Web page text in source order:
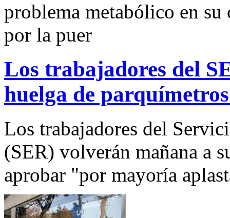
problema metabólico en su
por la puer
Los trabajadores del
huelga de
Los trabajadores del
(SER) volverán mañana a
aprobar "por mayoría